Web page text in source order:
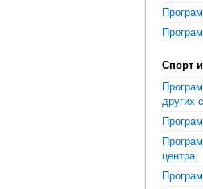
Спорт
других
центра